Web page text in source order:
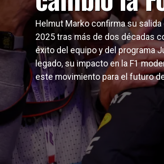
Helmut Marko confirma su salida
2025 tras más de dos décadas
éxito del equipo y del programa
legado, su impacto en la F1
este movimiento para el futuro